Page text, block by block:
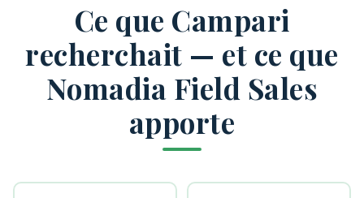
Ce que Campari
recherchait — et ce que
Nomadia Field Sales
apporte